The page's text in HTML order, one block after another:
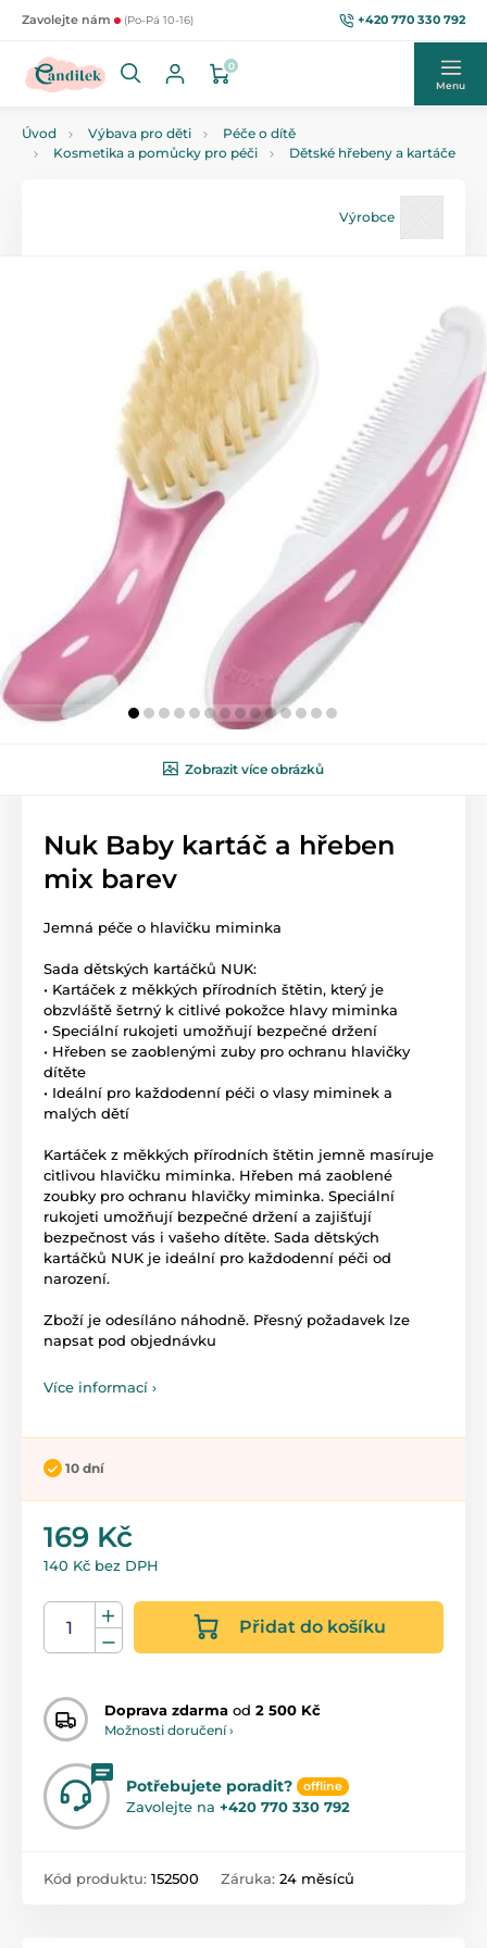
Zavolejte nám (Po-Pá 10-16) +420 770 330 792
0
Menu
Úvod Výbava pro děti
Péče o dítě
Kosmetika a pomůcky pro péči
Dětské hřebeny a kartáče
Výrobce
Zobrazit více obrázků
Nuk Baby kartáč a hřeben
mix barev
Jemná péče o hlavičku miminka
Sada dětských kartáčků NUK:
• Kartáček z měkkých přírodních štětin, který je
obzvláště šetrný k citlivé pokožce hlavy miminka
• Speciální rukojeti umožňují bezpečné držení
• Hřeben se zaoblenými zuby pro ochranu hlavičky
dítěte
• Ideální pro každodenní péči o vlasy miminek a
malých dětí
Kartáček z měkkých přírodních štětin jemně masíruje
citlivou hlavičku miminka. Hřeben má zaoblené
zoubky pro ochranu hlavičky miminka. Speciální
rukojeti umožňují bezpečné držení a zajišťují
bezpečnost vás i vašeho dítěte. Sada dětských
kartáčků NUK je ideální pro každodenní péči od
narození.
Zboží je odesíláno náhodně. Přesný požadavek lze
napsat pod objednávku
Více informací ›
10 dní
169 Kč
140 Kč bez DPH
Přidat do košíku
Doprava zdarma od 2 500 Kč
Možnosti doručení ›
Potřebujete poradit? offline
Zavolejte na +420 770 330 792
Kód produktu: 152500 Záruka: 24 měsíců